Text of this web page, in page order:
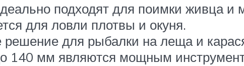
подходят для поимки живца и
для ловли плотвы и окуня.
для рыбалки на леща и
140 мм являются мощным